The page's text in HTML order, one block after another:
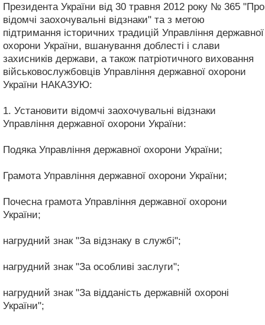
Президента України від 30 травня 2012 року № 365 "Про
відомчі заохочувальні відзнаки" та з метою
підтримання історичних традицій Управління державної
охорони України, вшанування доблесті і слави
захисників держави, а також патріотичного виховання
військовослужбовців Управління державної охорони
України НАКАЗУЮ:
1. Установити відомчі заохочувальні відзнаки
Управління державної охорони України:
Подяка Управління державної охорони України;
Грамота Управління державної охорони України;
Почесна грамота Управління державної охорони
України;
нагрудний знак "За відзнаку в службі";
нагрудний знак "За особливі заслуги";
нагрудний знак "За відданість державній охороні
України";